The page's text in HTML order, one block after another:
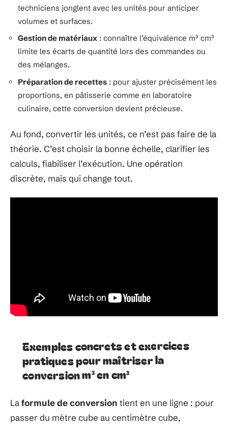
techniciens jonglent avec les unités pour anticiper
volumes et surfaces.
Gestion de matériaux : connaître l’équivalence m³ cm³
limite les écarts de quantité lors des commandes ou
des mélanges.
Préparation de recettes : pour ajuster précisément les
proportions, en pâtisserie comme en laboratoire
culinaire, cette conversion devient précieuse.
Au fond, convertir les unités, ce n’est pas faire de la
théorie. C’est choisir la bonne échelle, clarifier les
calculs, fiabiliser l’exécution. Une opération
discrète, mais qui change tout.
Exemples concrets et exercices
pratiques pour maîtriser la
conversion m³ en cm³
Laformule de conversion tient en une ligne : pour
passer du mètre cube au centimètre cube,